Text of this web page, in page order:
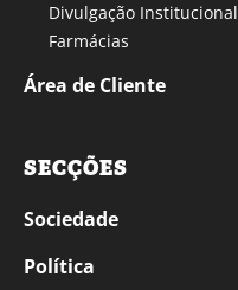
Divulgação Institucional
Farmácias
Área de Cliente
SECÇÕES
Sociedade
Política